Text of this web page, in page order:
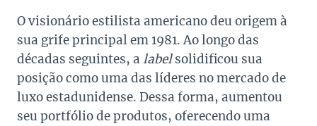
O visionário estilista americano deu origem à
sua grife principal em 1981. Ao longo das
décadas seguintes, a labelsolidificou sua
posição como uma das líderes no mercado de
luxo estadunidense. Dessa forma, aumentou
seu portfólio de produtos, oferecendo uma